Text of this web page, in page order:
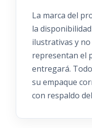
La marca del
la
ilustrativas y
representan el
entregará.
su empaque
con respaldo